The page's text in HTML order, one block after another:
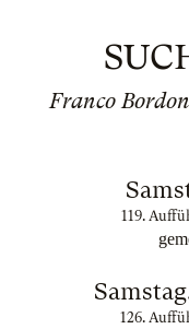
Franco
119.
126.